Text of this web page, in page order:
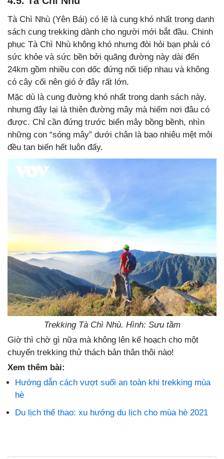
Tà Chì Nhù (Yên Bái) có lẽ là cung khó nhất trong danh
sách cung trekking dành cho người mới bắt đầu. Chinh
phục Tà Chì Nhù không khó nhưng đòi hỏi bạn phải có
sức khỏe và sức bền bởi quãng đường này dài đến
24km gồm nhiều con dốc đứng nối tiếp nhau và không
có cây cối nên gió ở đây rất lớn.
Mặc dù là cung đường khó nhất trong danh sách này,
nhưng đây lại là thiên đường mây mà hiếm nơi đâu có
được. Chỉ cần đứng trước biển mây bồng bềnh, nhìn
những con “sóng mây” dưới chân là bao nhiêu mệt mỏi
đều tan biến hết luôn đấy.
Trekking Tà Chì Nhù. Hình: Sưu tầm
Giờ thì chờ gì nữa mà không lên kế hoạch cho một
chuyến trekking thử thách bản thân thôi nào!
Xem thêm bài:
Hướng dẫn cách vượt suối an toàn khi trekking mùa
hè
Du lịch thể thao: xu hướng du lịch cho mùa hè 2021